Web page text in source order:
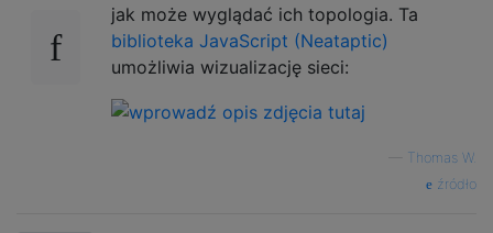
jak może wyglądać ich topologia. Ta
biblioteka JavaScript (Neataptic)
umożliwia wizualizację sieci:
Thomas W.
źródło